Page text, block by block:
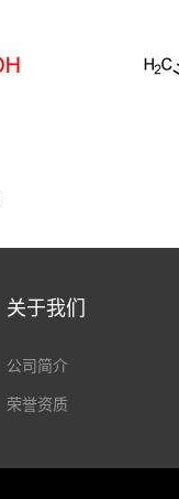
关于我们
公司简介
荣誉资质